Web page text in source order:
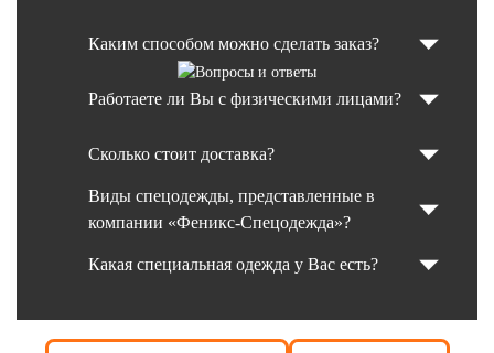
Каким способом можно сделать заказ?
Работаете ли Вы с физическими лицами?
Сколько стоит доставка?
Виды спецодежды, представленные в
компании «Феникс-Спецодежда»?
Какая специальная одежда у Вас есть?